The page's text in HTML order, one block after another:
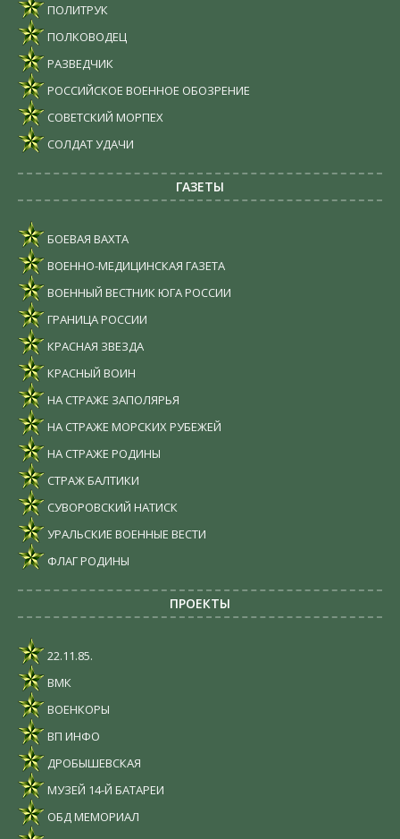
ПОЛИТРУК
ПОЛКОВОДЕЦ
РАЗВЕДЧИК
РОССИЙСКОЕ ВОЕННОЕ ОБОЗРЕНИЕ
СОВЕТСКИЙ МОРПЕХ
СОЛДАТ УДАЧИ
ГАЗЕТЫ
БОЕВАЯ ВАХТА
ВОЕННО-МЕДИЦИНСКАЯ ГАЗЕТА
ВОЕННЫЙ ВЕСТНИК ЮГА РОССИИ
ГРАНИЦА РОССИИ
КРАСНАЯ ЗВЕЗДА
КРАСНЫЙ ВОИН
НА СТРАЖЕ ЗАПОЛЯРЬЯ
НА СТРАЖЕ МОРСКИХ РУБЕЖЕЙ
НА СТРАЖЕ РОДИНЫ
СТРАЖ БАЛТИКИ
СУВОРОВСКИЙ НАТИСК
УРАЛЬСКИЕ ВОЕННЫЕ ВЕСТИ
ФЛАГ РОДИНЫ
ПРОЕКТЫ
22.11.85.
ВМК
ВОЕНКОРЫ
ВП ИНФО
ДРОБЫШЕВСКАЯ
МУЗЕЙ 14-Й БАТАРЕИ
ОБД МЕМОРИАЛ